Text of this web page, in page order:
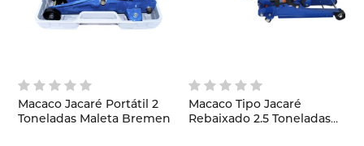
Macaco Jacaré Portátil 2
Toneladas Maleta Bremen
Macaco Tipo Jacaré
Rebaixado 2.5 Toneladas